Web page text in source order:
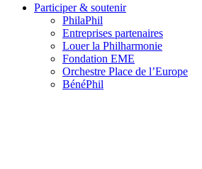
Participer & soutenir
PhilaPhil
Entreprises partenaires
Louer la Philharmonie
Fondation EME
Orchestre Place de l’Europe
BénéPhil